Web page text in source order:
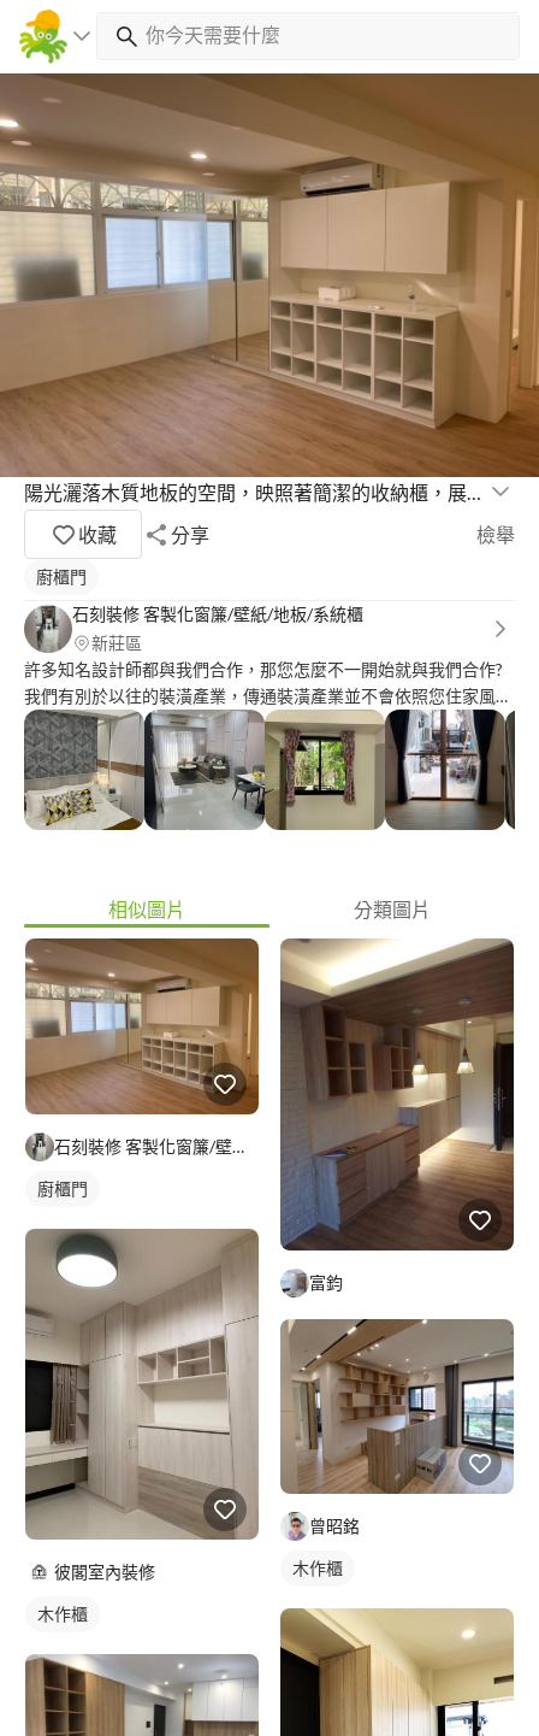
陽光灑落木質地板的空間，映照著簡潔的收納櫃，展現出舒適的居家美學
收藏
分享 檢舉
廚櫃門
石刻裝修 客製化窗簾/壁紙/地板/系統櫃
新莊區
許多知名設計師都與我們合作，那您怎麼不一開始就與我們合作?
我們有別於以往的裝潢產業，傳通裝潢產業並不會依照您住家風格
與顏色搭配給您更好的選擇，我們依照您的居家風格到配色給您一
個專業的建議，希望我們過往的經驗能在裝潢上給您一個不一樣的
新體驗。
相似圖片 分類圖片
石刻裝修 客製化窗簾/壁紙/地板/系統櫃
廚櫃門
彼閣室內裝修
木作櫃
富鈞
曾昭銘
木作櫃